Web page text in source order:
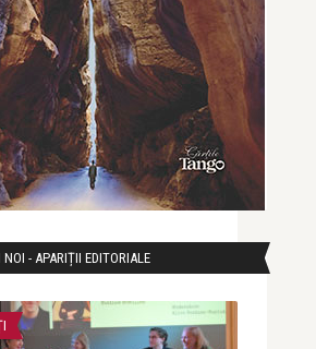
- APARIȚII EDITORIALE